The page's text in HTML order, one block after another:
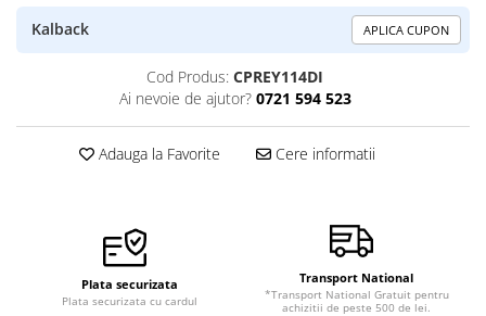
Kalback APLICA CUPON
Cod Produs: CPREY114DI
Ai nevoie de ajutor? 0721 594 523
Adauga la Favorite Cere informatii
Plata securizata
Plata securizata cu cardul
Transport National
*Transport National Gratuit pentru
achizitii de peste 500 de lei.